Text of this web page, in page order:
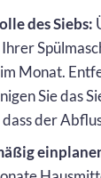
des Siebs:
Monat.
Sie das
der